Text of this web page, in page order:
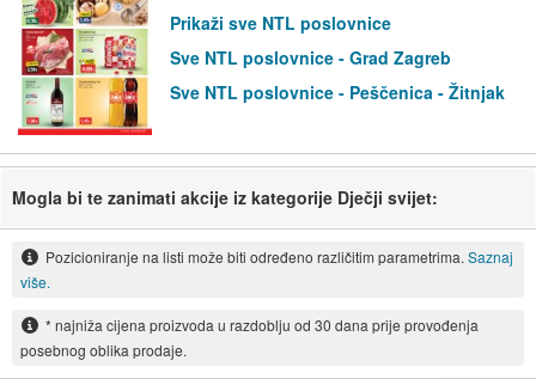
Prikaži sve NTL poslovnice
Sve NTL poslovnice - Grad Zagreb
Sve NTL poslovnice - Peščenica - Žitnjak
Mogla bi te zanimati akcije iz kategorije Dječji svijet:
Pozicioniranje na listi može biti određeno različitim parametrima. Saznaj
više.
* najniža cijena proizvoda u razdoblju od 30 dana prije provođenja
posebnog oblika prodaje.